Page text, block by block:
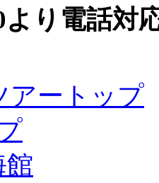
より電話
アートップ
館